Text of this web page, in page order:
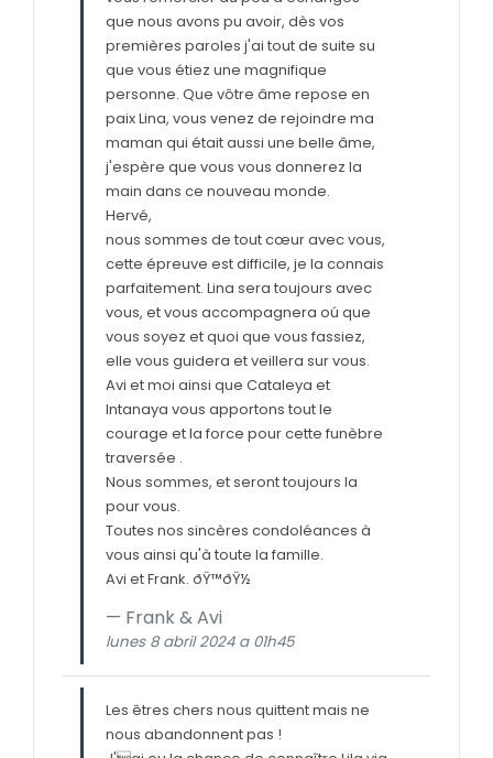
que nous avons pu avoir, dès vos
premières paroles j'ai tout de suite su
que vous étiez une magnifique
personne. Que vôtre âme repose en
paix Lina, vous venez de rejoindre ma
maman qui était aussi une belle âme,
j'espère que vous vous donnerez la
main dans ce nouveau monde.
Hervé,
nous sommes de tout cœur avec vous,
cette épreuve est difficile, je la connais
parfaitement. Lina sera toujours avec
vous, et vous accompagnera oú que
vous soyez et quoi que vous fassiez,
elle vous guidera et veillera sur vous.
Avi et moi ainsi que Cataleya et
Intanaya vous apportons tout le
courage et la force pour cette funèbre
traversée .
Nous sommes, et seront toujours la
pour vous.
Toutes nos sincères condoléances à
vous ainsi qu'à toute la famille.
Avi et Frank. ðŸ™ðŸ½
Frank & Avi
lunes 8 abril 2024 a 01h45
Les êtres chers nous quittent mais ne
nous abandonnent pas !